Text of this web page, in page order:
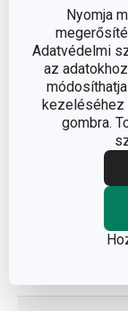
Nyomja
Adatvédelmi
az
kezeléséhez
gombra.
Méretek
A TERMÉK
A TERMÉK